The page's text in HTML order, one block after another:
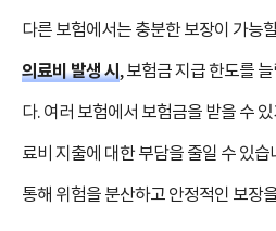
다른 보험에서는 충분한 보장이 가능
의료비 발생 시, 보험금 지급 한도를
다. 여러 보험에서 보험금을 받을 수
료비 지출에 대한 부담을 줄일 수 있
통해 위험을 분산하고 안정적인 보장